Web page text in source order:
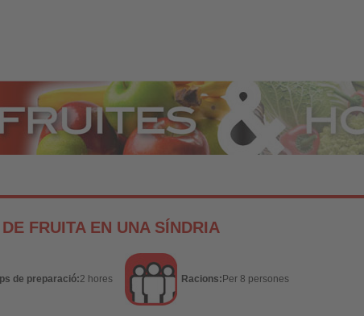
Hortalisses
FRUITA EN UNA SÍNDRIA
de preparació:2 hores Racions: Per 8 persones